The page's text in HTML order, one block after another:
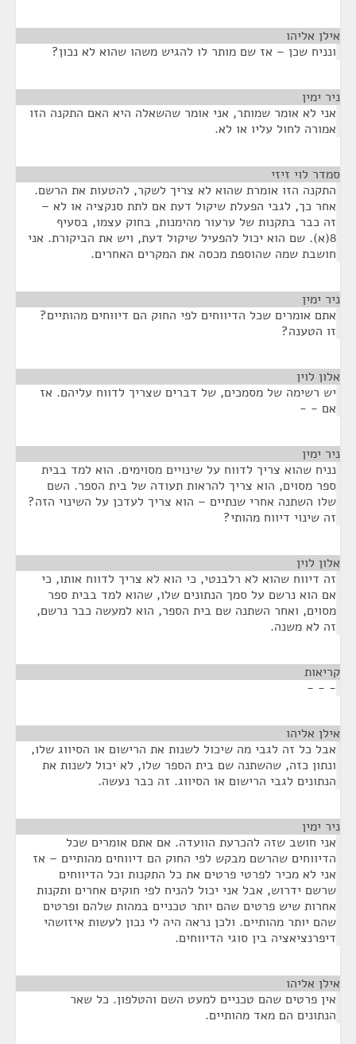
אילן אליהו
ונניח שכן – אז שם מותר לו להגיש משהו שהוא לא נכון?
ניר ימין
אני לא אומר שמותר, אני אומר שהשאלה היא האם התקנה הזו
אמורה לחול עליו או לא.
סמדר לוי זיזי
התקנה הזו אומרת שהוא לא צריך לשקר, להטעות את הרשם.
אחר כך, לגבי הפעלת שיקול דעת אם לתת סנקציה או לא –
זה כבר בתקנות של ערעור מהימנות, בחוק עצמו, בסעיף
8(א). שם הוא יכול להפעיל שיקול דעת, ויש את הביקורת. אני
חושבת שמה שהוספת מכסה את המקרים האחרים.
ניר ימין
אתם אומרים שכל הדיווחים לפי החוק הם דיווחים מהותיים?
זו הטענה?
אלון לוין
יש רשימה של מסמכים, של דברים שצריך לדווח עליהם. אז
אם - -
ניר ימין
נניח שהוא צריך לדווח על שינויים מסוימים. הוא למד בבית
ספר מסוים, הוא צריך להראות תעודה של בית הספר. השם
שלו השתנה אחרי שנתיים – הוא צריך לעדכן על השינוי הזה?
זה שינוי דיווח מהותי?
אלון לוין
זה דיווח שהוא לא רלבנטי, כי הוא לא צריך לדווח אותו, כי
אם הוא נרשם על סמך הנתונים שלו, שהוא למד בבית ספר
מסוים, ואחר השתנה שם בית הספר, הוא למעשה כבר נרשם,
זה לא משנה.
קריאות
- - -
אילן אליהו
אבל כל זה לגבי מה שיכול לשנות את הרישום או הסיווג שלו,
ונתון כזה, שהשתנה שם בית הספר שלו, לא יכול לשנות את
הנתונים לגבי הרישום או הסיווג. זה כבר נעשה.
ניר ימין
אני חושב שזה להכרעת הוועדה. אם אתם אומרים שכל
הדיווחים שהרשם מבקש לפי החוק הם דיווחים מהותיים – אז
אני לא מכיר לפרטי פרטים את כל התקנות וכל הדיווחים
שרשם ידרוש, אבל אני יכול להניח לפי חוקים אחרים ותקנות
אחרות שיש פרטים שהם יותר טכניים במהות שלהם ופרטים
שהם יותר מהותיים. ולכן נראה היה לי נכון לעשות איזושהי
דיפרנציאציה בין סוגי הדיווחים.
אילן אליהו
אין פרטים שהם טכניים למעט השם והטלפון. כל שאר
הנתונים הם מאד מהותיים.